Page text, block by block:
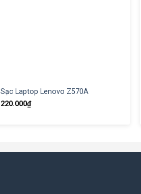
Sạc Laptop Lenovo Z570A
220.000₫